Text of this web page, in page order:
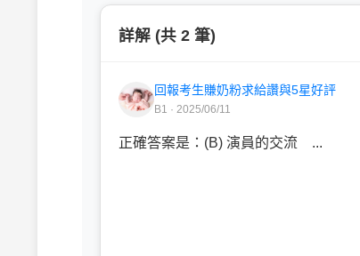
詳解 (共 2 筆)
回報考生賺奶粉求給讚與5星好評
B1 · 2025/06/11
正確答案是：(B) 演員的交流 ...